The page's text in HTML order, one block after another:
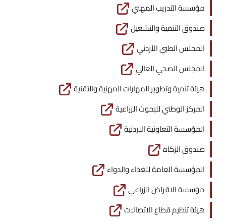
مؤسسة التدريب المهني
صندوق التنمية والتشغيل
المجلس الطبي الأردني
المجلس الصحي العالي
هيئة تنمية وتطوير المهارات المهنية والتقنية
المركز الوطني للبحوث الزراعية
المؤسسة التعاونية الاردنية
صندوق الزكاه
المؤسسة العامة للغذاء والدواء
مؤسسة الاقراض الزراعي
هيئة تنظيم قطاع الاتصالات